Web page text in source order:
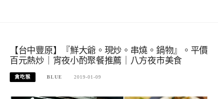
【台中豐原】『鮮大爺。現炒。串燒。鍋物』。平價
百元熱炒｜宵夜小酌聚餐推薦｜八方夜市美食
貪吃猴 BLUE 2019-01-09